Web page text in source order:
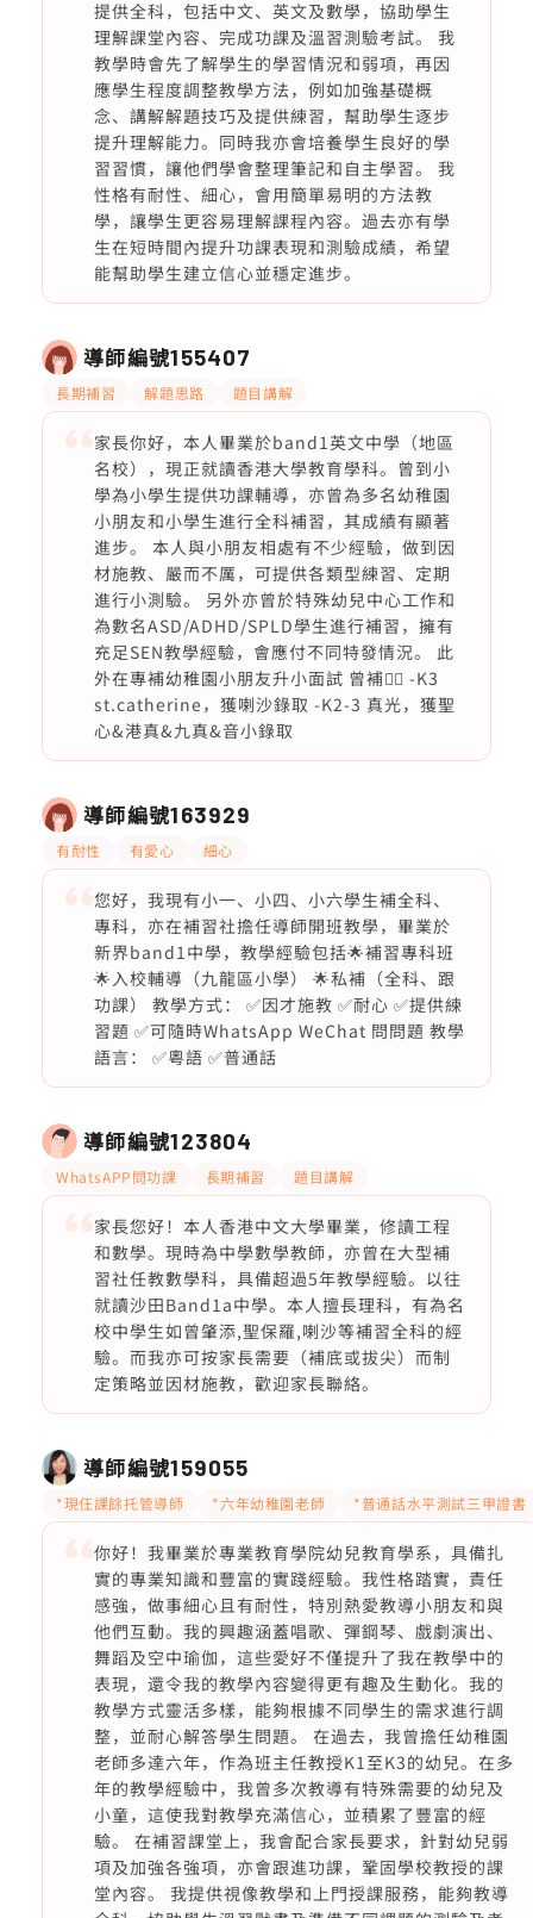
提供全科，包括中文、英文及數學，協助學生
理解課堂內容、完成功課及溫習測驗考試。 我
教學時會先了解學生的學習情況和弱項，再因
應學生程度調整教學方法，例如加強基礎概
念、講解解題技巧及提供練習，幫助學生逐步
提升理解能力。同時我亦會培養學生良好的學
習習慣，讓他們學會整理筆記和自主學習。 我
性格有耐性、細心，會用簡單易明的方法教
學，讓學生更容易理解課程內容。過去亦有學
生在短時間內提升功課表現和測驗成績，希望
能幫助學生建立信心並穩定進步。
導師編號155407
長期補習 解題思路 題目講解
家長你好，本人畢業於band1英文中學（地區
名校），現正就讀香港大學教育學科。曾到小
學為小學生提供功課輔導，亦曾為多名幼稚園
小朋友和小學生進行全科補習，其成績有顯著
進步。 本人與小朋友相處有不少經驗，做到因
材施教、嚴而不厲，可提供各類型練習、定期
進行小測驗。 另外亦曾於特殊幼兒中心工作和
為數名ASD/ADHD/SPLD學生進行補習，擁有
充足SEN教學經驗，會應付不同特發情況。 此
外在專補幼稚園小朋友升小面試 曾補👇🏻 -K3
st.catherine，獲喇沙錄取 -K2-3 真光，獲聖
心&港真&九真&音小錄取
導師編號163929
有耐性 有愛心 細心
您好，我現有小一、小四、小六學生補全科、
專科，亦在補習社擔任導師開班教學，畢業於
新界band1中學，教學經驗包括🌟補習專科班
🌟入校輔導（九龍區小學） 🌟私補（全科、跟
功課） 教學方式： ✅因才施教 ✅耐心 ✅提供練
習題 ✅可隨時WhatsApp WeChat 問問題 教學
語言： ✅粵語 ✅普通話
導師編號123804
WhatsAPP問功課 長期補習 題目講解
家長您好！本人香港中文大學畢業，修讀工程
和數學。現時為中學數學教師，亦曾在大型補
習社任教數學科，具備超過5年教學經驗。以往
就讀沙田Band1a中學。本人擅長理科，有為名
校中學生如曾肇添,聖保羅,喇沙等補習全科的經
驗。而我亦可按家長需要（補底或拔尖）而制
定策略並因材施教，歡迎家長聯絡。
導師編號159055
*現仼課餘托管導師 *六年幼稚園老師 *普通話水平測試三甲證書
你好！我畢業於專業教育學院幼兒教育學系，具備扎
實的專業知識和豐富的實踐經驗。我性格踏實，責任
感強，做事細心且有耐性，特別熱愛教導小朋友和與
他們互動。我的興趣涵蓋唱歌、彈鋼琴、戲劇演出、
舞蹈及空中瑜伽，這些愛好不僅提升了我在教學中的
表現，還令我的教學內容變得更有趣及生動化。我的
教學方式靈活多樣，能夠根據不同學生的需求進行調
整，並耐心解答學生問題。 在過去，我曾擔任幼稚園
老師多達六年，作為班主任教授K1至K3的幼兒。在多
年的教學經驗中，我曾多次教導有特殊需要的幼兒及
小童，這使我對教學充滿信心，並積累了豐富的經
驗。 在補習課堂上，我會配合家長要求，針對幼兒弱
項及加強各強項，亦會跟進功課，鞏固學校教授的課
堂內容。 我提供視像教學和上門授課服務，能夠教導